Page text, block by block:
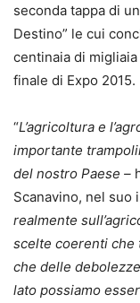
seconda tappa di
Destino” le cui
centinaia di
finale di Expo 2015.
“L’agricoltura e
importante
del nostro Paese –
Scanavino, nel suo
realmente
scelte coerenti che
che delle
lato possiamo